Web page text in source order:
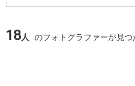
18人 のフォトグラファーが見つ